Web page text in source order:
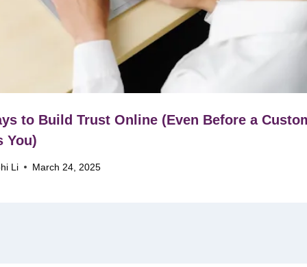
to Build Trust Online (Even Before a
You)
Li March 24, 2025